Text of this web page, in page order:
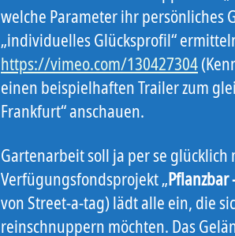
welche Parameter ihr persönliches
„individuelles Glücksprofil“
https://vimeo.com/130427304
einen beispielhaften Trailer zum
Frankfurt“ anschauen.
Gartenarbeit soll ja per se glücklich
Verfügungsfondsprojekt „
von Street-a-tag) lädt alle ein, die
reinschnuppern möchten. Das